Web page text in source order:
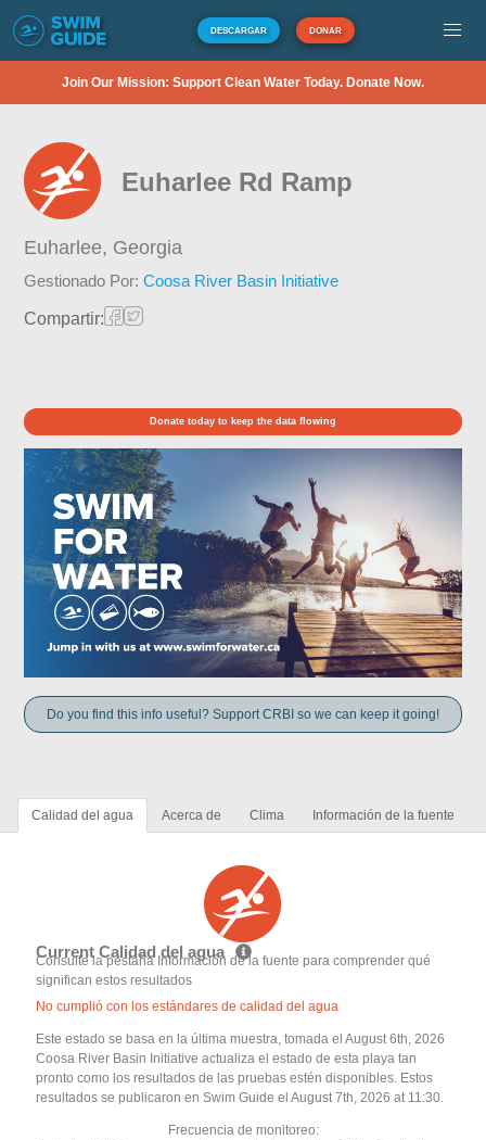
DESCARGAR DONAR
Join Our Mission: Support Clean Water Today. Donate Now.
Euharlee Rd Ramp
Euharlee, Georgia
Gestionado Por:Coosa River Basin Initiative
Compartir:
Donate today to keep the data flowing
Do you find this info useful? Support CRBI so we can keep it going!
Calidad del agua Acerca de Clima Información de la fuente
Current Calidad del agua
Consulte la pestaña Información de la fuente para comprender qué
significan estos resultados
No cumplió con los estándares de calidad del agua
Este estado se basa en la última muestra, tomada el August 6th, 2026
Coosa River Basin Initiative actualiza el estado de esta playa tan
pronto como los resultados de las pruebas estén disponibles. Estos
resultados se publicaron en Swim Guide el August 7th, 2026 at 11:30.
Frecuencia de monitoreo: